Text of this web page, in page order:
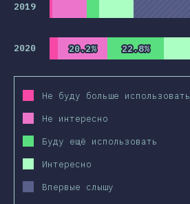
2019
2020 20.2%
20.2% 22.8%
22.8%
Не буду больше использовать
Не интересно
Буду ещё использовать
Интересно
Впервые слышу